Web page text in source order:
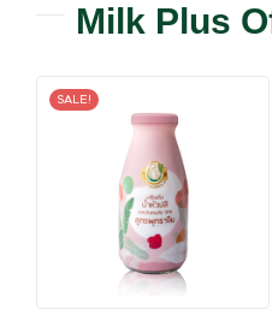
Milk Plus
SALE!